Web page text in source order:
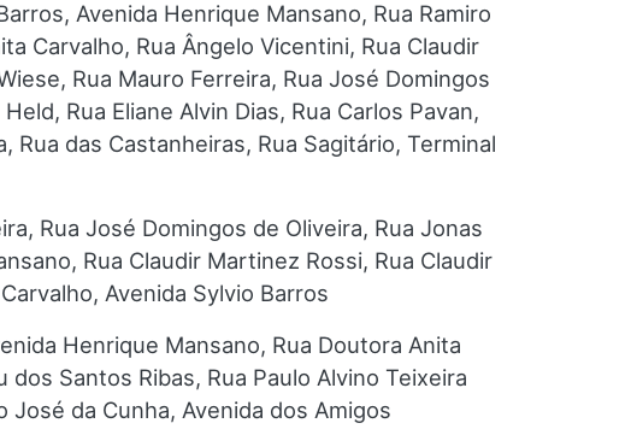
Avenida Henrique Mansano, Rua Ramiro
Carvalho, Rua Ângelo Vicentini, Rua Claudir
Rua Mauro Ferreira, Rua José Domingos
Rua Eliane Alvin Dias, Rua Carlos Pavan,
Rua das Castanheiras, Rua Sagitário, Terminal
Rua José Domingos de Oliveira, Rua Jonas
Rua Claudir Martinez Rossi, Rua Claudir
Avenida Sylvio Barros
Henrique Mansano, Rua Doutora Anita
Santos Ribas, Rua Paulo Alvino Teixeira
José da Cunha, Avenida dos Amigos